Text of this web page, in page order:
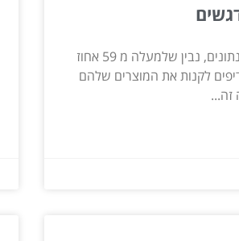
אם נביט רגע בנתונים, נבין שלמעלה מ 59 אחוז
לקנות את המוצרים שלהם
זה...